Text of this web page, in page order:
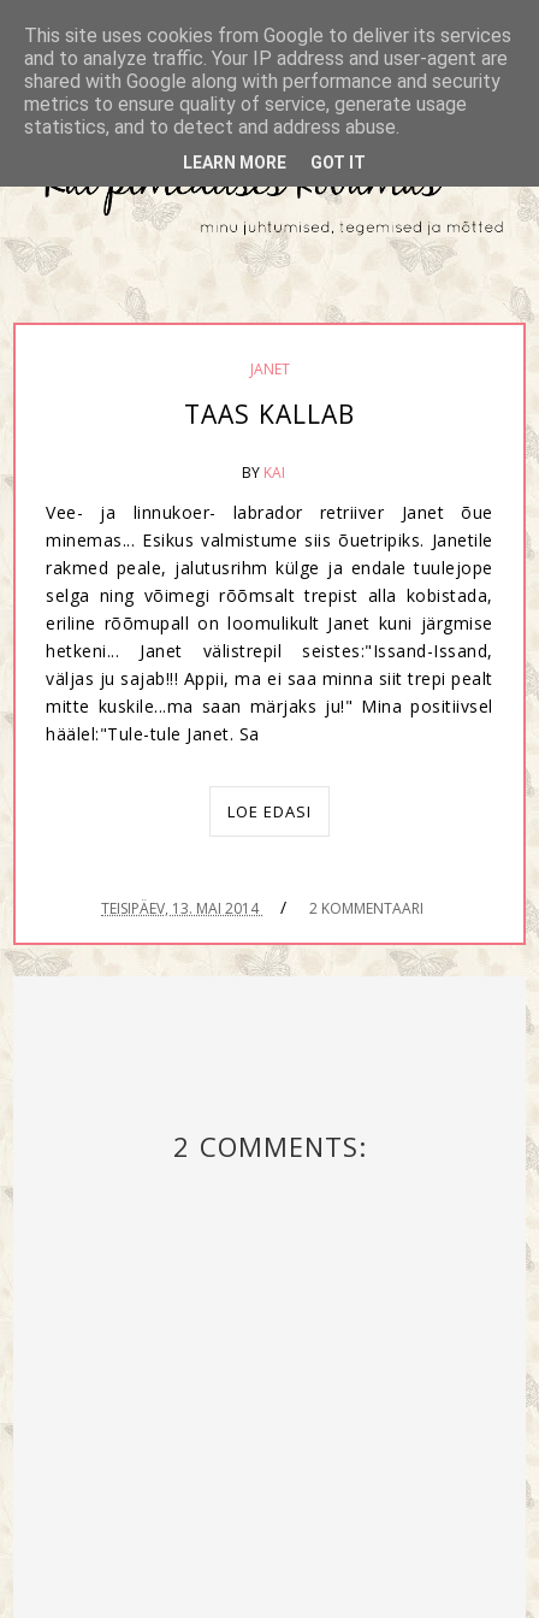
JANET
TAAS KALLAB
BY KAI
Vee- ja linnukoer- labrador retriiver Janet õue
minemas... Esikus valmistume siis õuetripiks. Janetile
rakmed peale, jalutusrihm külge ja endale tuulejope
selga ning võimegi rõõmsalt trepist alla kobistada,
eriline rõõmupall on loomulikult Janet kuni järgmise
hetkeni... Janet välistrepil seistes:"Issand-Issand,
väljas ju sajab!!! Appii, ma ei saa minna siit trepi pealt
mitte kuskile...ma saan märjaks ju!" Mina positiivsel
häälel:"Tule-tule Janet. Sa
LOE EDASI
TEISIPÄEV, 13. MAI 2014 / 2 KOMMENTAARI
2 COMMENTS:
This site uses cookies from Google to deliver its services
and to analyze traffic. Your IP address and user-agent are
shared with Google along with performance and security
metrics to ensure quality of service, generate usage
statistics, and to detect and address abuse.
LEARN MORE GOT IT